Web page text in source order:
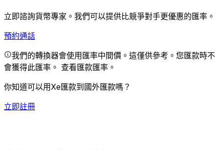
立即諮詢貨幣專家。 我們可以提供比競爭對手更優惠的匯率。
預約通話
我們的轉換器會使用匯率中間價。這僅供參考。您匯款時不
會獲得此匯率。 查看匯款匯率。
你知道可以用Xe匯款到國外匯款嗎？
立即註冊